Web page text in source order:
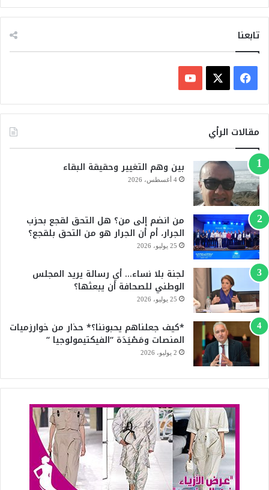
تابعنا
ي
ب
و
ك
X
Y
u
T
b
e
مقالات الرأي
بين وهم التغيير وحقيقة البقاء
4 أغسطس، 2026
من انضم إلى من؟ هل التحق لقجع بحزب
الجرار، أم أن الجرار هو من التحق بلقجع؟
25 يوليو، 2026
لجنة بلا نساء… أي رسالة يريد المجلس
الوطني للصحافة أن يبعثها؟
25 يوليو، 2026
*كيف جعلناهم يحبوننا؟* حذار من خوارزميات
المنصات ومَصْيَدَة “الفيكتيمولوجيا “
2 يوليو، 2026